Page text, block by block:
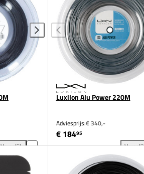
Vergelijk
Babolat RPM Blast 200M toevoegen aan
Luxilon Alu Power 220M
Adviesprijs:€ 340,-
€ 18495